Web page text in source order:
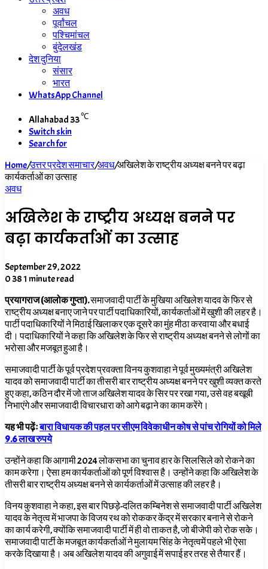
अवध
पूर्वांचल
पश्चिमांचल
बुंदेलखंड
देश दुनिया
संसार
भारत
WhatsApp Channel
Allahabad33℃
Switch skin
Search for
Home/उत्तर प्रदेश समाचार/अवध/अखिलेश के राष्ट्रीय अध्यक्ष बनने पर बढ़ा
कार्यकर्ताओं का उत्साह
अवध
अखिलेश के राष्ट्रीय अध्यक्ष बनने पर
बढ़ा कार्यकर्ताओं का उत्साह
September 29, 2022
0381 minute read
प्रयागराज (आलोक गुप्ता).समाजवादी पार्टी के मुखिया अखिलेश यादव के फिर से
राष्ट्रीय अध्यक्ष बनाए जाने पर पार्टी पदाधिकारियों, कार्यकर्ताओं में खुशी की लहर है।
पार्टी पदाधिकारियों ने मिठाई खिलाकर एक दूसरे का मुंह मीठा करवाया और बधाई
दी। पदाधिकारियों ने कहा कि अखिलेश के फिर से राष्ट्रीय अध्यक्ष बनने से लोगों का
भरोसा और मजबूत हुआ है।
समाजवादी पार्टी के पूर्व प्रदेश प्रवक्ता विनय कुशवाहा ने पूर्व मुख्यमंत्री अखिलेश
यादव को समाजवादी पार्टी का तीसरी बार राष्ट्रीय अध्यक्ष बनने पर खुशी व्यक्त करते
हुए कहा, कठिन दौर में जो ताज अखिलेश यादव के सिर पर रखा गया, उसे वह बखूबी
निभाएंगे और समाजवादी विचारधारा को आगे बढ़ाने का काम करेंगे।
यह भी पढ़ेंःबारा विधायक की पहल पर सीएम विवेकाधीन कोष से पांच रोगियों को मिले
9.6 लाख रुपये
उन्होंने कहा कि आगामी 2024 लोकसभा का चुनाव हार के सिलसिले को रोकने का
काम करेगा। ऐसा हम कार्यकर्ताओं को पूर्ण विश्वास है। उन्होंने कहा कि अखिलेश के
तीसरी बार राष्ट्रीय अध्यक्ष बनने से कार्यकर्ताओं में उत्साह की लहर है।
विनय कुशवाहा ने कहा, इस बार पिछड़े-दलित कम्बिनेश से समाजवादी पार्टी अखिलेश
यादव के नेतृत्व में भाजपा के विजय रथ को रोककर केंद्र में सरकार बनाने से रोकने
का कार्य करेगी, क्योंकि समाजवादी पार्टी में ही वो ताकत है, जो बीजेपी को रोक सके।
समाजवादी पार्टी के मजबूत कार्यकर्ताओं ने मुलायम सिंह के नेतृत्वमें पहले भी ऐसा
करके दिखाया है। अब अखिलेश यादव की अगुवाई में सपाई हर तरह से तैयार हैं।